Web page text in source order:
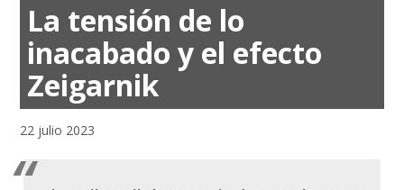
La tensión de lo
inacabado y el efecto
Zeigarnik
22 julio 2023